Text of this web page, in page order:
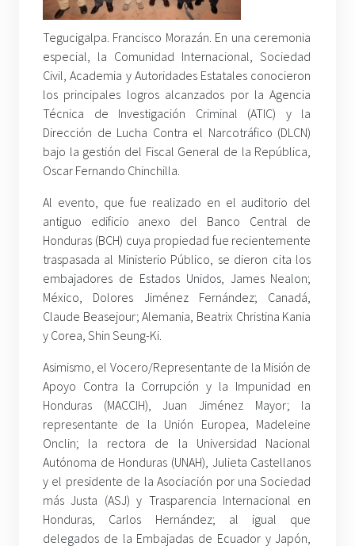
Tegucigalpa. Francisco Morazán. En una ceremonia
especial, la Comunidad Internacional, Sociedad
Civil, Academia y Autoridades Estatales conocieron
los principales logros alcanzados por la Agencia
Técnica de Investigación Criminal (ATIC) y la
Dirección de Lucha Contra el Narcotráfico (DLCN)
bajo la gestión del Fiscal General de la República,
Oscar Fernando Chinchilla.
Al evento, que fue realizado en el auditorio del
antiguo edificio anexo del Banco Central de
Honduras (BCH) cuya propiedad fue recientemente
traspasada al Ministerio Público, se dieron cita los
embajadores de Estados Unidos, James Nealon;
México, Dolores Jiménez Fernández; Canadá,
Claude Beasejour; Alemania, Beatrix Christina Kania
y Corea, Shin Seung-Ki.
Asimismo, el Vocero/Representante de la Misión de
Apoyo Contra la Corrupción y la Impunidad en
Honduras (MACCIH), Juan Jiménez Mayor; la
representante de la Unión Europea, Madeleine
Onclin; la rectora de la Universidad Nacional
Autónoma de Honduras (UNAH), Julieta Castellanos
y el presidente de la Asociación por una Sociedad
más Justa (ASJ) y Trasparencia Internacional en
Honduras, Carlos Hernández; al igual que
delegados de la Embajadas de Ecuador y Japón,